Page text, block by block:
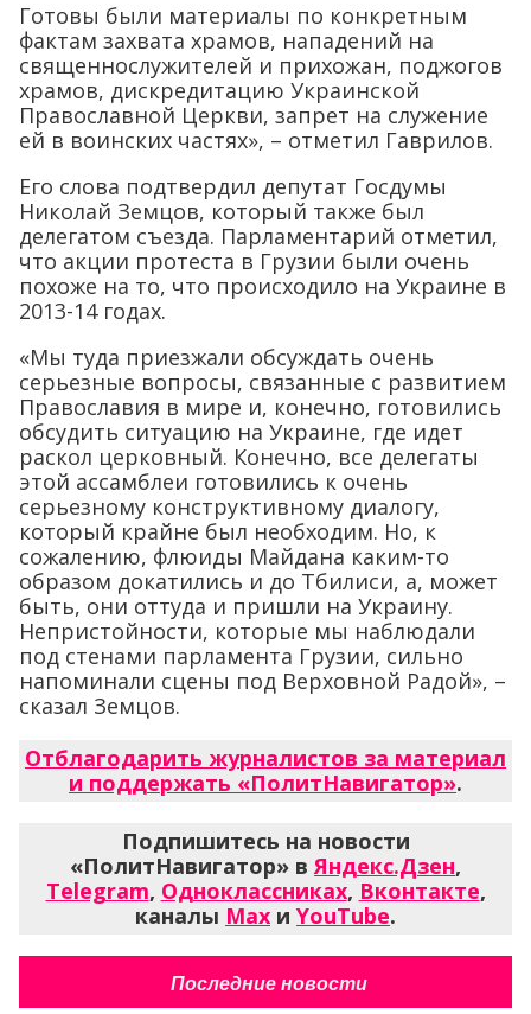
Готовы были материалы по конкретным
фактам захвата храмов, нападений на
священнослужителей и прихожан, поджогов
храмов, дискредитацию Украинской
Православной Церкви, запрет на служение
ей в воинских частях», – отметил Гаврилов.
Его слова подтвердил депутат Госдумы
Николай Земцов, который также был
делегатом съезда. Парламентарий отметил,
что акции протеста в Грузии были очень
похоже на то, что происходило на Украине в
2013-14 годах.
«Мы туда приезжали обсуждать очень
серьезные вопросы, связанные с развитием
Православия в мире и, конечно, готовились
обсудить ситуацию на Украине, где идет
раскол церковный. Конечно, все делегаты
этой ассамблеи готовились к очень
серьезному конструктивному диалогу,
который крайне был необходим. Но, к
сожалению, флюиды Майдана каким-то
образом докатились и до Тбилиси, а, может
быть, они оттуда и пришли на Украину.
Непристойности, которые мы наблюдали
под стенами парламента Грузии, сильно
напоминали сцены под Верховной Радой», –
сказал Земцов.
Отблагодарить журналистов за материал
и поддержать «ПолитНавигатор».
Подпишитесь на новости
«ПолитНавигатор» вЯндекс.Дзен,
Telegram, Одноклассниках, Вконтакте,
каналы Max и YouTube.
Последние новости